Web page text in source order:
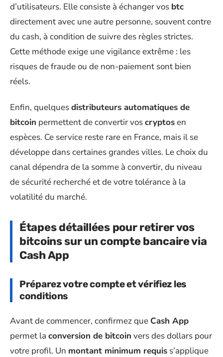
d’utilisateurs. Elle consiste à échanger vos btc
directement avec une autre personne, souvent contre
du cash, à condition de suivre des règles strictes.
Cette méthode exige une vigilance extrême : les
risques de fraude ou de non-paiement sont bien
réels.
Enfin, quelquesdistributeurs automatiques de
bitcoin permettent de convertir voscryptosen
espèces. Ce service reste rare en France, mais il se
développe dans certaines grandes villes. Le choix du
canal dépendra de la somme à convertir, du niveau
de sécurité recherché et de votre tolérance à la
volatilité du marché.
Étapes détaillées pour retirer vos
bitcoins sur un compte bancaire via
Cash App
Préparez votre compte et vérifiez les
conditions
Avant de commencer, confirmez que Cash App
permet la conversion de bitcoin vers des dollars pour
votre profil. Un montant minimum requis s’applique